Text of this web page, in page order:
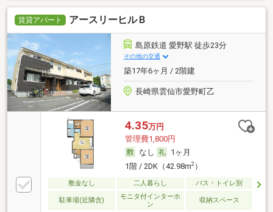
賃貸アパート アースリーヒルＢ
島原鉄道 愛野駅 徒歩23分
その他の交通
築17年6ヶ月 / 2階建
長崎県雲仙市愛野町乙
4.35万円
管理費1,800円
なし
1ヶ月
1階 / 2DK（42.98m2）
敷金なし 二人暮らし バス・トイレ別
駐車場(近隣含)
モニタ付インターホ
ン
収納スペース